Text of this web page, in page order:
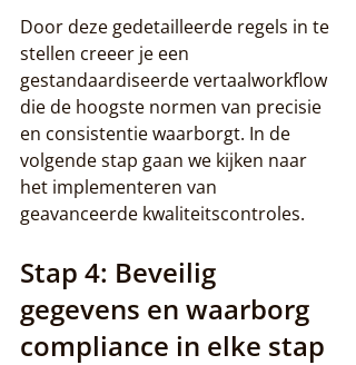
Door deze gedetailleerde regels in te
stellen creeer je een
gestandaardiseerde vertaalworkflow
die de hoogste normen van precisie
en consistentie waarborgt. In de
volgende stap gaan we kijken naar
het implementeren van
geavanceerde kwaliteitscontroles.
Stap 4: Beveilig
gegevens en waarborg
compliance in elke stap